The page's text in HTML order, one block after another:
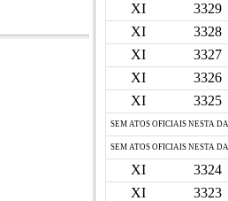
XI
3329
XI
3328
XI
3327
XI
3326
XI
3325
SEM ATOS OFICIAIS NESTA
SEM ATOS OFICIAIS NESTA
XI
3324
XI
3323